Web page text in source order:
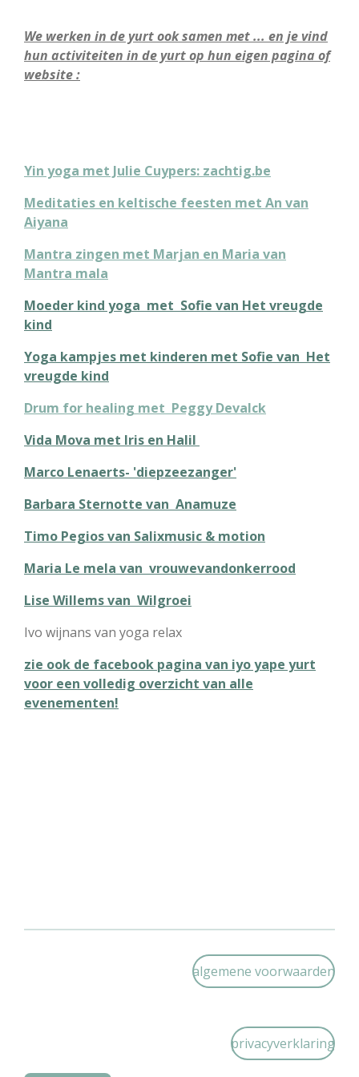
We werken in de yurt ook samen met ... en je vind
hun activiteiten in de yurt op hun eigen pagina of
website :
Yin yoga met Julie Cuypers: zachtig.be
Meditaties en keltische feesten met An van
Aiyana
Mantra zingen met Marjan en Maria van
Mantra mala
Moeder kind yoga met Sofie van Het vreugde
kind
Yoga kampjes met kinderen met Sofie van Het
vreugde kind
Drum for healing met Peggy Devalck
Vida Mova met Iris en Halil
Marco Lenaerts- 'diepzeezanger'
Barbara Sternotte van Anamuze
Timo Pegios van Salixmusic & motion
Maria Le mela van vrouwevandonkerrood
Lise Willems van Wilgroei
Ivo wijnans van yoga relax
zie ook de facebook pagina van iyo yape yurt
voor een volledig overzicht van alle
evenementen!
algemene voorwaarden
privacyverklaring